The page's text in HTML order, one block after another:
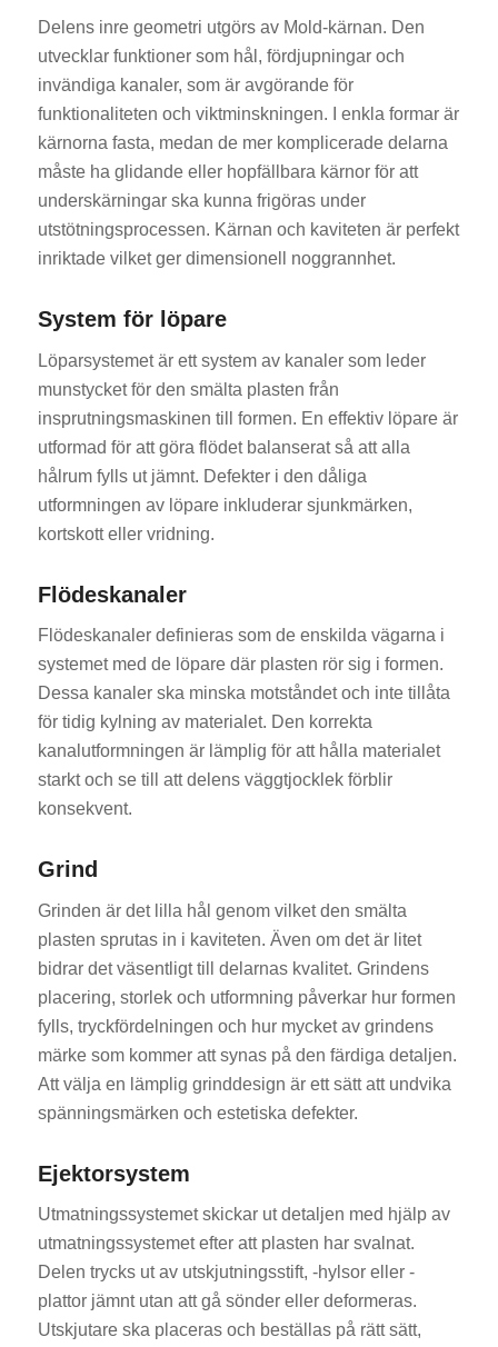
Delens inre geometri utgörs av Mold-kärnan. Den
utvecklar funktioner som hål, fördjupningar och
invändiga kanaler, som är avgörande för
funktionaliteten och viktminskningen. I enkla formar är
kärnorna fasta, medan de mer komplicerade delarna
måste ha glidande eller hopfällbara kärnor för att
underskärningar ska kunna frigöras under
utstötningsprocessen. Kärnan och kaviteten är perfekt
inriktade vilket ger dimensionell noggrannhet.
System för löpare
Löparsystemet är ett system av kanaler som leder
munstycket för den smälta plasten från
insprutningsmaskinen till formen. En effektiv löpare är
utformad för att göra flödet balanserat så att alla
hålrum fylls ut jämnt. Defekter i den dåliga
utformningen av löpare inkluderar sjunkmärken,
kortskott eller vridning.
Flödeskanaler
Flödeskanaler definieras som de enskilda vägarna i
systemet med de löpare där plasten rör sig i formen.
Dessa kanaler ska minska motståndet och inte tillåta
för tidig kylning av materialet. Den korrekta
kanalutformningen är lämplig för att hålla materialet
starkt och se till att delens väggtjocklek förblir
konsekvent.
Grind
Grinden är det lilla hål genom vilket den smälta
plasten sprutas in i kaviteten. Även om det är litet
bidrar det väsentligt till delarnas kvalitet. Grindens
placering, storlek och utformning påverkar hur formen
fylls, tryckfördelningen och hur mycket av grindens
märke som kommer att synas på den färdiga detaljen.
Att välja en lämplig grinddesign är ett sätt att undvika
spänningsmärken och estetiska defekter.
Ejektorsystem
Utmatningssystemet skickar ut detaljen med hjälp av
utmatningssystemet efter att plasten har svalnat.
Delen trycks ut av utskjutningsstift, -hylsor eller -
plattor jämnt utan att gå sönder eller deformeras.
Utskjutare ska placeras och beställas på rätt sätt,